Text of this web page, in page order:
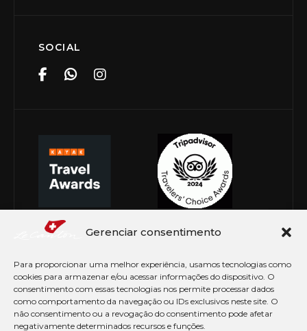
Gerenciar consentimento
Para proporcionar uma melhor experiência, usamos tecnologias como
cookies para armazenar e/ou acessar informações do dispositivo. O
consentimento com essas tecnologias nos permite processar dados
como comportamento da navegação ou IDs exclusivos neste site. O
não consentimento ou a revogação do consentimento pode afetar
negativamente determinados recursos e funções.
SOCIAL
© Copyright 2026 Le Canton. Todos os direitos